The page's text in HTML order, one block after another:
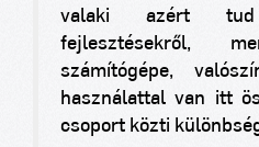
valaki azért
fejlesztésekről,
számítógépe,
használattal van itt
csoport közti